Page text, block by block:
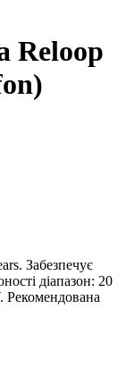
Reloop
Забезпечує
діапазон: 20
Рекомендована